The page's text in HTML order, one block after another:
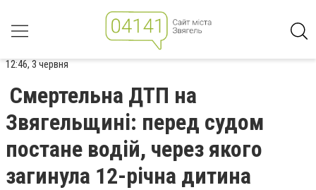
12:46, 3 червня
Смертельна ДТП на
Звягельщині: перед судом
постане водій, через якого
загинула 12-річна дитина